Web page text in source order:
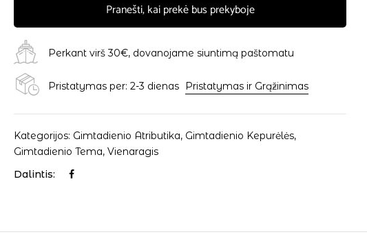
Pranešti, kai prekė bus prekyboje
Perkant virš 30€, dovanojame siuntimą paštomatu
Pristatymas per: 2-3 dienas Pristatymas ir Grąžinimas
Kategorijos: Gimtadienio Atributika, Gimtadienio Kepurėlės,
Gimtadienio Tema,Vienaragis
Dalintis: